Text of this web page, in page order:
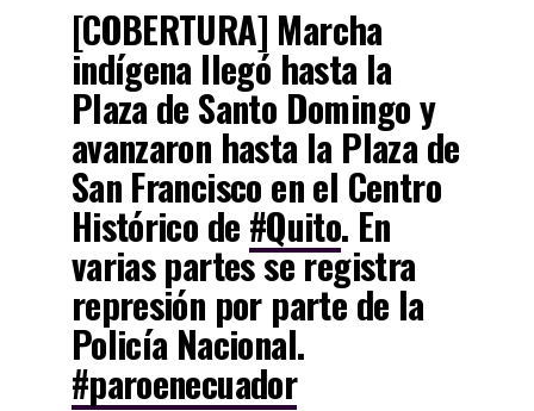
[COBERTURA] Marcha
indígena llegó hasta la
Plaza de Santo Domingo y
avanzaron hasta la Plaza de
San Francisco en el Centro
Histórico de #Quito. En
varias partes se registra
represión por parte de la
Policía Nacional.
#paroenecuador